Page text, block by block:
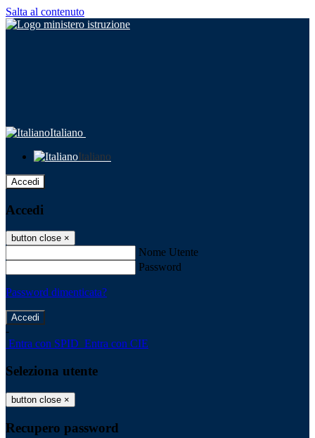
Salta al contenuto
Italiano
Italiano
Accedi
Accedi
button close ×
Nome Utente
Password
Password dimenticata?
-
Entra con SPID Entra con CIE
Seleziona utente
button close ×
Recupero password